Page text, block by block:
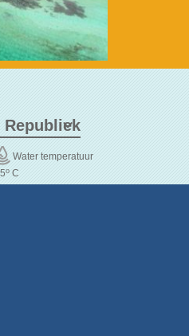
Water temperatuur
oC